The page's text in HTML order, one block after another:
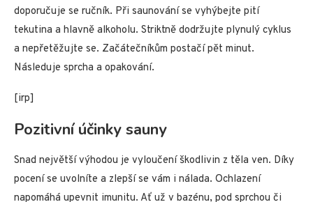
doporučuje se ručník. Při saunování se vyhýbejte pití
tekutina a hlavně alkoholu. Striktně dodržujte plynulý cyklus
a nepřetěžujte se. Začátečníkům postačí pět minut.
Následuje sprcha a opakování.
[irp]
Pozitivní účinky sauny
Snad největší výhodou je vyloučení škodlivin z těla ven. Díky
pocení se uvolníte a zlepší se vám i nálada. Ochlazení
napomáhá upevnit imunitu. Ať už v bazénu, pod sprchou či